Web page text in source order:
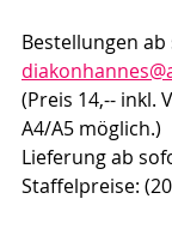
Bestellungen
(Preis 14,-- inkl.
A4/A5 möglich.)
Lieferung ab
Staffelpreise: